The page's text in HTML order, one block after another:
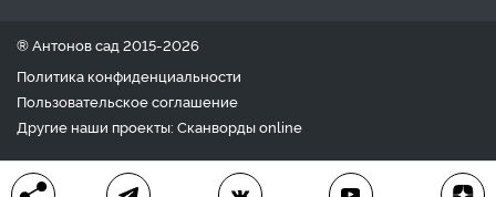
® Антонов сад 2015-2026
Политика конфиденциальности
Пользовательское соглашение
Другие наши проекты: Сканвордыonline
Любое использование материала допускается только с
письменного согласия редакции